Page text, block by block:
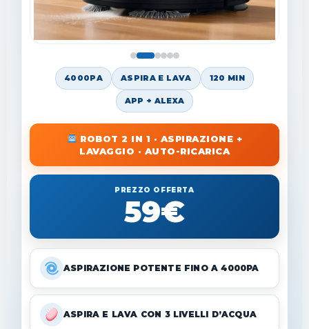
4000PA ASPIRA E LAVA 120 MIN
APP + ALEXA
ROBOT 2 IN 1 · ASPIRAZIONE +
LAVAGGIO · AUTO-RICARICA
PREZZO OFFERTA
59€
ASPIRAZIONE POTENTE FINO A 4000PA
ASPIRA E LAVA CON 3 LIVELLI D’ACQUA